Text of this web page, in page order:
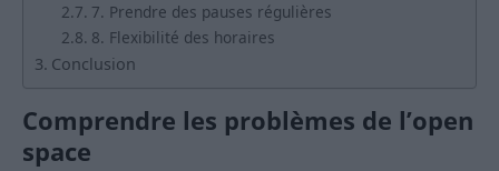
7. Prendre des pauses régulières
8. Flexibilité des horaires
Conclusion
Comprendre les problèmes de l’open
space